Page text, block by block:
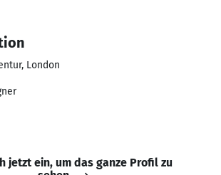
London
jetzt ein, um das ganze Profil zu